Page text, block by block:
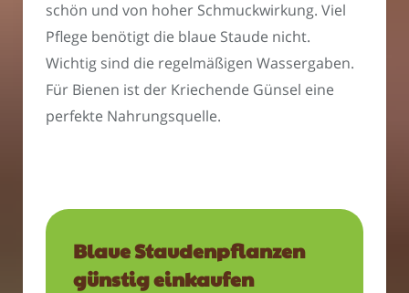
schön und von hoher Schmuckwirkung. Viel
Pflege benötigt die blaue Staude nicht.
Wichtig sind die regelmäßigen Wassergaben.
Für Bienen ist der Kriechende Günsel eine
perfekte Nahrungsquelle.
Blaue Staudenpflanzen
günstig einkaufen